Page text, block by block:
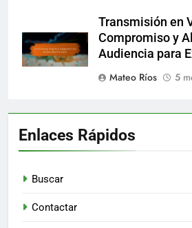
Transmisión en
Compromiso y
Audiencia para
Mateo Ríos
5
Enlaces Rápidos
Buscar
Contactar